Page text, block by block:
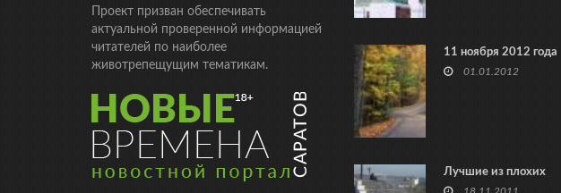
Проект призван обеспечивать
актуальной проверенной информацией
читателей по наиболее
животрепещущим тематикам.
11 ноября 2012 года
01.01.2012
Лучшие из плохих